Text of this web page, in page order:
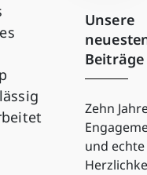
Unsere
Beiträge
Zehn
und echte